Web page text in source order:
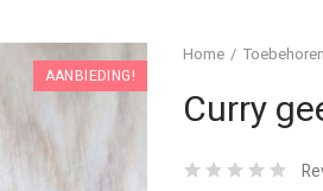
AANBIEDING!
Home Toebehoren
Curry